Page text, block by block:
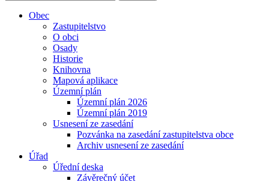
Obec
Zastupitelstvo
O obci
Osady
Historie
Knihovna
Mapová aplikace
Územní plán
Územní plán 2026
Územní plán 2019
Usnesení ze zasedání
Pozvánka na zasedání zastupitelstva obce
Archiv usnesení ze zasedání
Úřad
Úřední deska
Závěrečný účet